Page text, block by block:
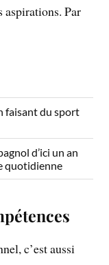
aspirations. Par
faisant du sport
d’ici un an
quotidienne
c’est aussi